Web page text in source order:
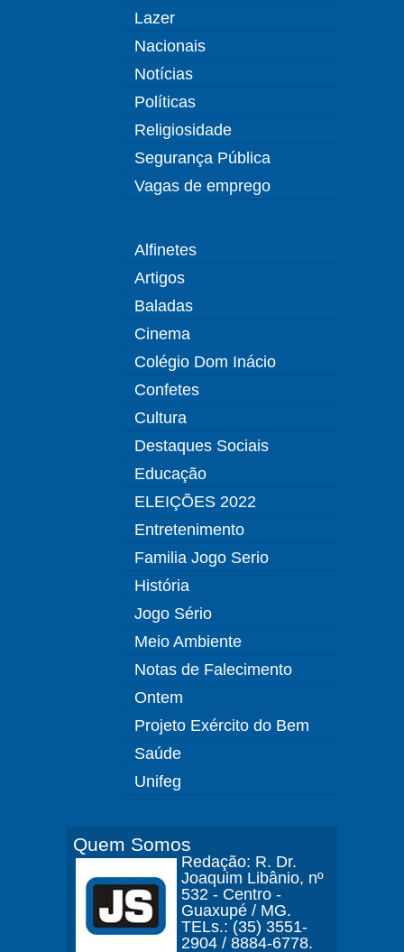
Lazer
Nacionais
Notícias
Políticas
Religiosidade
Segurança Pública
Vagas de emprego
Alfinetes
Artigos
Baladas
Cinema
Colégio Dom Inácio
Confetes
Cultura
Destaques Sociais
Educação
ELEIÇÕES 2022
Entretenimento
Familia Jogo Serio
História
Jogo Sério
Meio Ambiente
Notas de Falecimento
Ontem
Projeto Exército do Bem
Saúde
Unifeg
Quem Somos
Redação: R. Dr.
Joaquim Libânio, nº
532 - Centro -
Guaxupé / MG.
TELs.: (35) 3551-
2904 / 8884-6778.